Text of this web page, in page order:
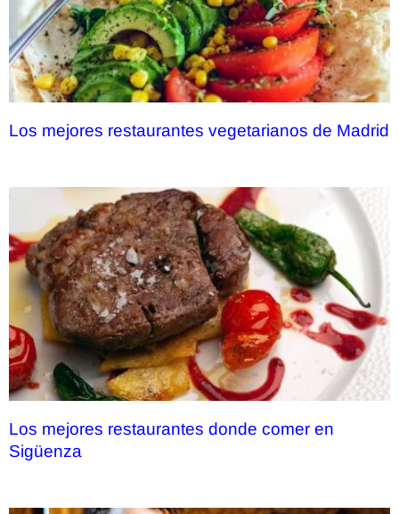
Los mejores restaurantes vegetarianos de Madrid
Los mejores restaurantes donde comer en
Sigüenza